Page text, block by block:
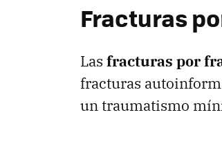
Fracturas
Las fracturas por
fracturas
un traumatismo